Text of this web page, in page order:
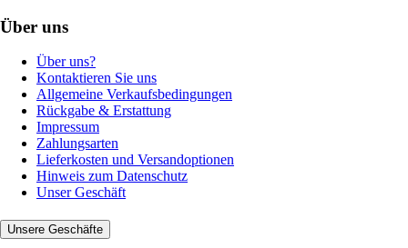
Über uns
Über uns?
Kontaktieren Sie uns
Allgemeine Verkaufsbedingungen
Rückgabe & Erstattung
Impressum
Zahlungsarten
Lieferkosten und Versandoptionen
Hinweis zum Datenschutz
Unser Geschäft
Unsere Geschäfte